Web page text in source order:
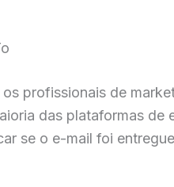
profissionais de
das plataformas
se o e-mail foi